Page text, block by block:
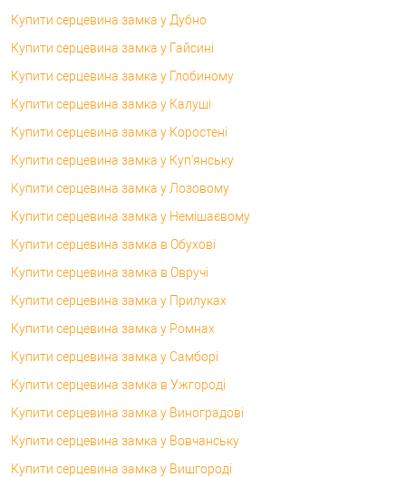
Купити серцевина замка у Дубно
Купити серцевина замка у Гайсині
Купити серцевина замка у Глобиному
Купити серцевина замка у Калуші
Купити серцевина замка у Коростені
Купити серцевина замка у Куп'янську
Купити серцевина замка у Лозовому
Купити серцевина замка у Немішаєвому
Купити серцевина замка в Обухові
Купити серцевина замка в Овручі
Купити серцевина замка у Прилуках
Купити серцевина замка у Ромнах
Купити серцевина замка у Самборі
Купити серцевина замка в Ужгороді
Купити серцевина замка у Виноградові
Купити серцевина замка у Вовчанську
Купити серцевина замка у Вишгороді